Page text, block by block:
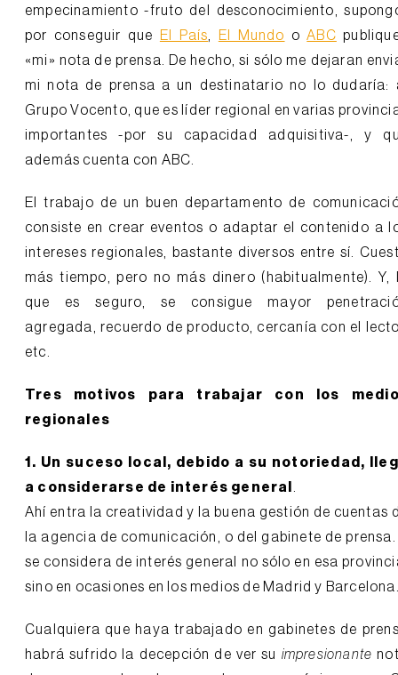
empecinamiento -fruto del desconocimiento,
por conseguir que
El País, El Mundo oABC
«mi» nota de prensa. De hecho, si sólo me dejaran
mi nota de prensa a un destinatario no lo dudaría:
Grupo Vocento, que es líder regional en varias
importantes -por su capacidad adquisitiva-, y
además cuenta con ABC.
El trabajo de un buen departamento de
consiste en crear eventos o adaptar el contenido a
intereses regionales, bastante diversos entre sí.
más tiempo, pero no más dinero (habitualmente). Y,
que es seguro, se consigue mayor
agregada, recuerdo de producto, cercanía con el
etc.
Tres motivos para trabajar con los
regionales
1. Un suceso local, debido a su notoriedad,
a considerarse de interés general .
Ahí entra la creatividad y la buena gestión de cuentas
la agencia de comunicación, o del gabinete de prensa.
se considera de interés general no sólo en esa
sino en ocasiones en los medios de Madrid y
Cualquiera que haya trabajado en gabinetes de
habrá sufrido la decepción de ver su impresionante